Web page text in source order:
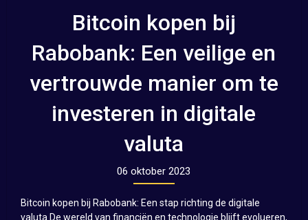
Bitcoin kopen bij
Rabobank: Een veilige en
vertrouwde manier om te
investeren in digitale
valuta
06 oktober 2023
Bitcoin kopen bij Rabobank: Een stap richting de digitale
valuta De wereld van financiën en technologie blijft evolueren,